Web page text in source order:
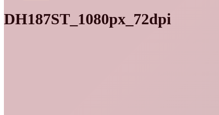
DH187ST_1080px_72dpi